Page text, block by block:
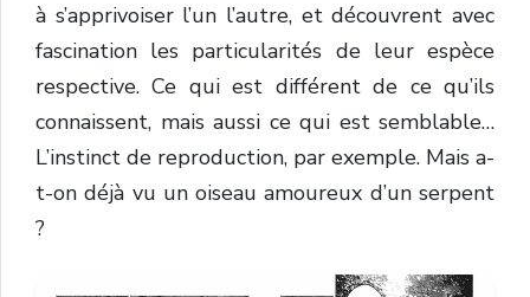
à s’apprivoiser l’un l’autre, et découvrent avec
fascination les particularités de leur espèce
respective. Ce qui est différent de ce qu’ils
connaissent, mais aussi ce qui est semblable…
L’instinct de reproduction, par exemple. Mais a-
t-on déjà vu un oiseau amoureux d’un serpent
?